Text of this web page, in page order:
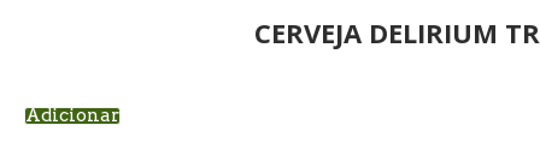
CERVEJA DELIRIUM
Adicionar